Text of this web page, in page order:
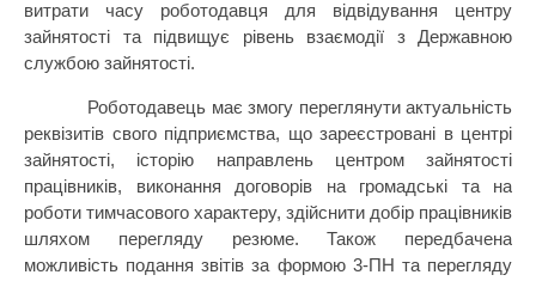
витрати часу роботодавця для відвідування центру
зайнятості та підвищує рівень взаємодії з Державною
службою зайнятості.
Роботодавець має змогу переглянути актуальність
реквізитів свого підприємства, що зареєстровані в центрі
зайнятості, історію направлень центром зайнятості
працівників, виконання договорів на громадські та на
роботи тимчасового характеру, здійснити добір працівників
шляхом перегляду резюме. Також передбачена
можливість подання звітів за формою 3-ПН та перегляду